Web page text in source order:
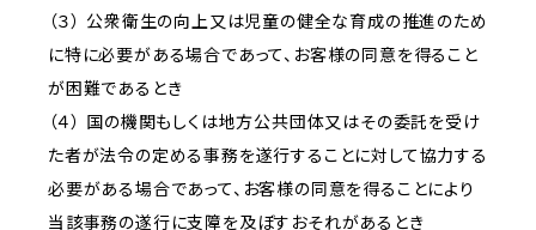
（３） 公衆衛生の向上又は児童の健全な育成の推進のため
に特に必要がある場合であって、お客様の同意を得ること
が困難であるとき
（４） 国の機関もしくは地方公共団体又はその委託を受け
た者が法令の定める事務を遂行することに対して協力する
必要がある場合であって、お客様の同意を得ることにより
当該事務の遂行に支障を及ぼすおそれがあるとき